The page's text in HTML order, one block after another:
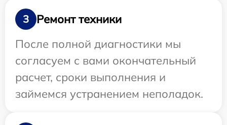
3
Ремонт техники
После полной диагностики мы
согласуем с вами окончательный
расчет, сроки выполнения и
займемся устранением неполадок.